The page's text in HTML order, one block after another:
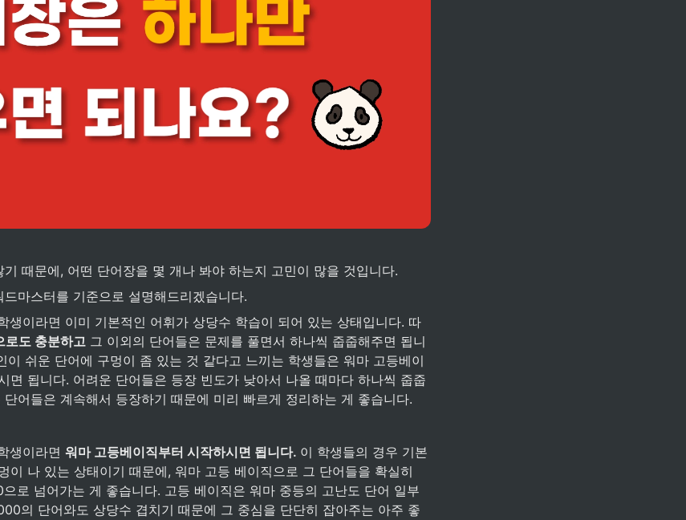
때문에, 어떤 단어장을 몇 개나 봐야 하는지 고민이 많을 것입니다.
마스터를 기준으로 설명해드리겠습니다.
생이라면 이미 기본적인 어휘가 상당수 학습이 되어 있는 상태입니다. 따
도 충분하고 그 이외의 단어들은 문제를 풀면서 하나씩 줍줍해주면 됩니
이 쉬운 단어에 구멍이 좀 있는 것 같다고 느끼는 학생들은 워마 고등베이
면 됩니다. 어려운 단어들은 등장 빈도가 낮아서 나올 때마다 하나씩 줍줍
어들은 계속해서 등장하기 때문에 미리 빠르게 정리하는 게 좋습니다.
생이라면 워마 고등베이직부터 시작하시면 됩니다. 이 학생들의 경우 기본
이 나 있는 상태이기 때문에, 워마 고등 베이직으로 그 단어들을 확실히
로 넘어가는 게 좋습니다. 고등 베이직은 워마 중등의 고난도 단어 일부
의 단어와도 상당수 겹치기 때문에 그 중심을 단단히 잡아주는 아주 좋